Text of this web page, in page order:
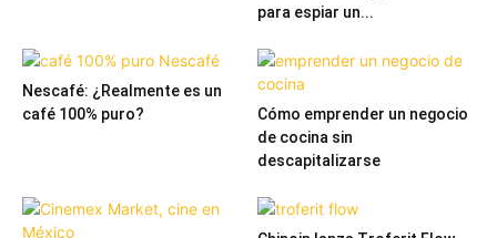
para espiar un...
Nescafé: ¿Realmente es un
café 100% puro?
Cómo emprender un negocio
de cocina sin
descapitalizarse